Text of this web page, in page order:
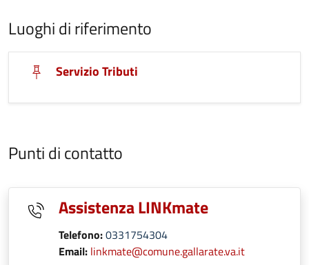
Luoghi di riferimento
Servizio Tributi
Punti di contatto
Assistenza LINKmate
Telefono:0331754304
Email: linkmate@comune.gallarate.va.it